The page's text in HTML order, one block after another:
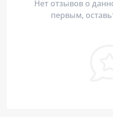
Нет отзывов о
первым,